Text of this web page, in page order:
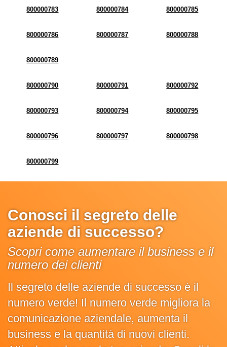
800000783 800000784 800000785
800000786 800000787 800000788
800000789
800000790 800000791 800000792
800000793 800000794 800000795
800000796 800000797 800000798
800000799
Conosci il segreto delle
aziende di successo?
Scopri come aumentare il business e il
numero dei clienti
Il segreto delle aziende di successo è il
numero verde! Il numero verde migliora la
comunicazione aziendale, aumenta il
business e la quantità di nuovi clienti.